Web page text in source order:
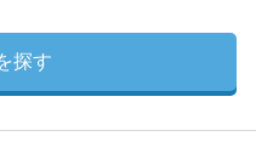
探す